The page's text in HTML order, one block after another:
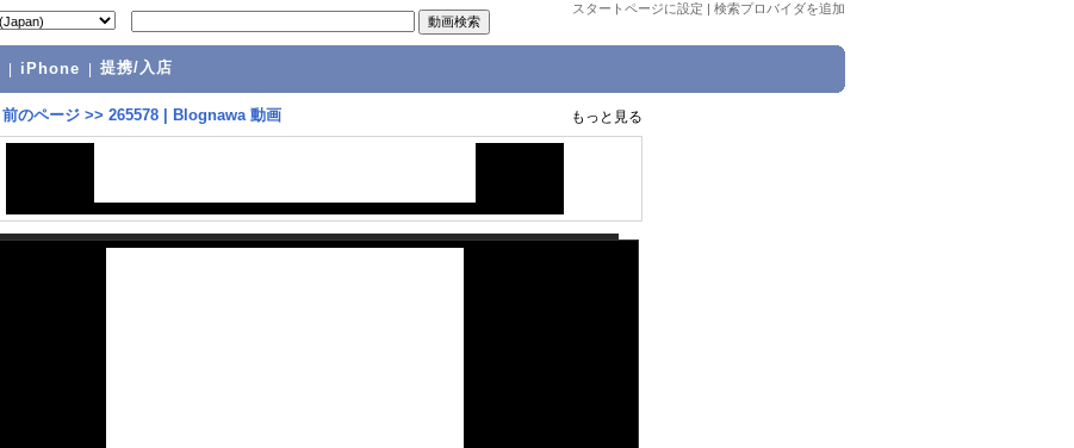
スタートページに設定 | 検索プロバイダを追加
iPhone 提携/入店
前のページ >> 265578 | Blognawa 動画 もっと見る